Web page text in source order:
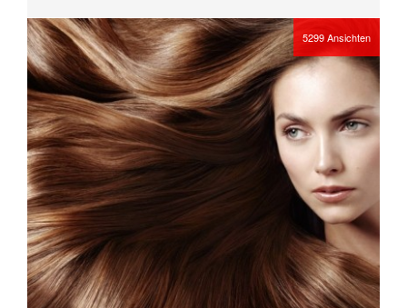
5299Ansichten